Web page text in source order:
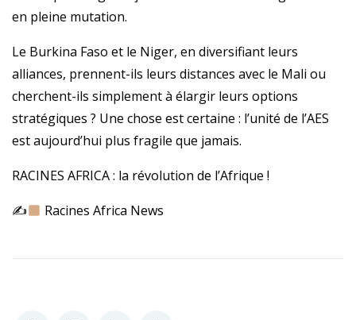
en pleine mutation.
Le Burkina Faso et le Niger, en diversifiant leurs
alliances, prennent-ils leurs distances avec le Mali ou
cherchent-ils simplement à élargir leurs options
stratégiques ? Une chose est certaine : l’unité de l’AES
est aujourd’hui plus fragile que jamais.
RACINES AFRICA : la révolution de l’Afrique !
✍
Racines Africa News